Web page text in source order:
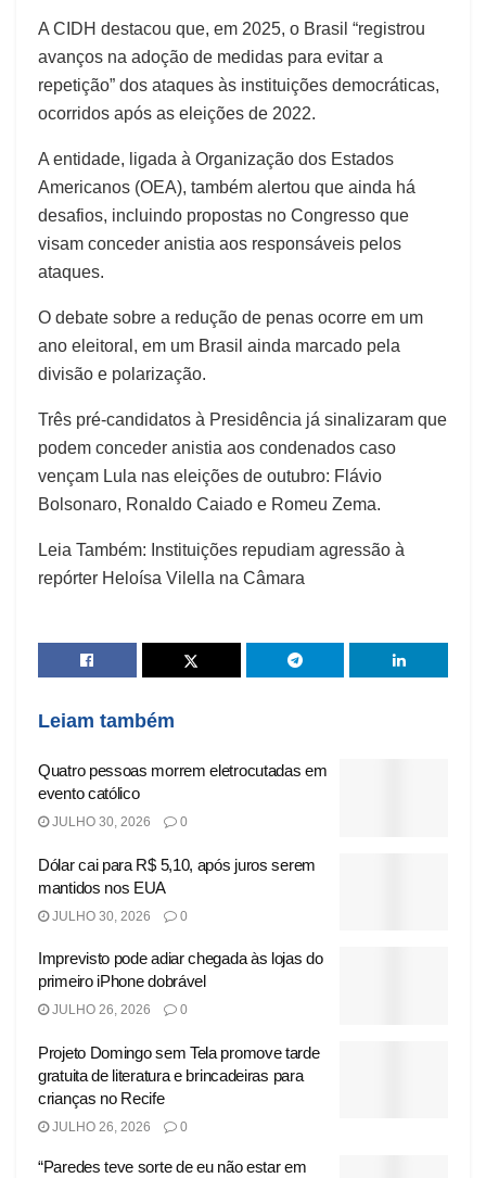
A CIDH destacou que, em 2025, o Brasil “registrou
avanços na adoção de medidas para evitar a
repetição” dos ataques às instituições democráticas,
ocorridos após as eleições de 2022.
A entidade, ligada à Organização dos Estados
Americanos (OEA), também alertou que ainda há
desafios, incluindo propostas no Congresso que
visam conceder anistia aos responsáveis ​​pelos
ataques.
O debate sobre a redução de penas ocorre em um
ano eleitoral, em um Brasil ainda marcado pela
divisão e polarização.
Três pré-candidatos à Presidência já sinalizaram que
podem conceder anistia aos condenados caso
vençam Lula nas eleições de outubro: Flávio
Bolsonaro, Ronaldo Caiado e Romeu Zema.
Leia Também: Instituições repudiam agressão à
repórter Heloísa Vilella na Câmara
Leiam também
Quatro pessoas morrem eletrocutadas em
evento católico
JULHO 30, 2026 0
Dólar cai para R$ 5,10, após juros serem
mantidos nos EUA
JULHO 30, 2026 0
Imprevisto pode adiar chegada às lojas do
primeiro iPhone dobrável
JULHO 26, 2026 0
Projeto Domingo sem Tela promove tarde
gratuita de literatura e brincadeiras para
crianças no Recife
JULHO 26, 2026 0
“Paredes teve sorte de eu não estar em